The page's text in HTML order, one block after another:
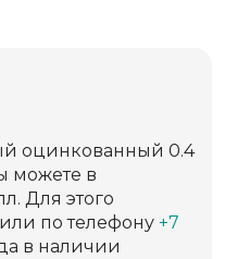
оцинкованный 0.4
можете в
Для этого
по телефону +7
в наличии